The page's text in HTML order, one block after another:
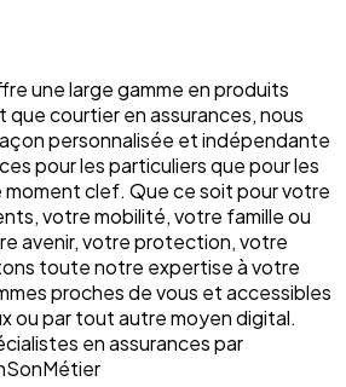
une large gamme en produits
que courtier en assurances, nous
personnalisée et indépendante
pour les particuliers que pour les
moment clef. Que ce soit pour votre
votre mobilité, votre famille ou
avenir, votre protection, votre
toute notre expertise à votre
proches de vous et accessibles
ou par tout autre moyen digital.
en assurances par